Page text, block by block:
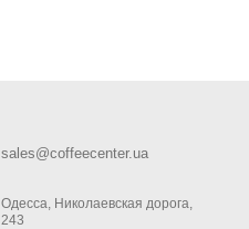
sales@coffeecenter.ua
Одесса, Николаевская дорога,
243